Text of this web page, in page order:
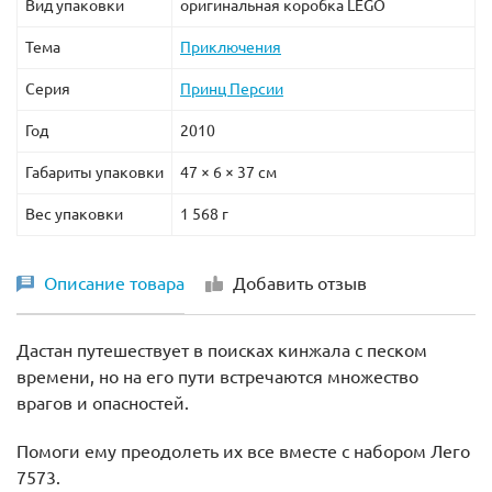
Машина пробивает заграждение и срывается вниз. На
сеть из своей паутины и предотвращает падение. А вот
полицейскому квадроциклу повезло меньше. Он
покататься. Забыв об осторожности, Скорпион не
провалился внутрь второй опоры моста,
тюрьму.
Дорожные знаки ломаются и создают отличные опоры
для героев, а свисающая в пропасть часть асфальта
может послужить надёжным трамплином для
Размер моста в собранном виде составляет
Вид упаковки оригинальная коробка LEGO
Тема Приключения
Серия Принц Персии
Год 2010
Габариты упаковки 47 × 6 × 37 см
Вес упаковки 1 568 г
Описание товара Добавить отзыв
Дастан путешествует в поисках кинжала с песком
времени, но на его пути встречаются множество
врагов и опасностей.
Помоги ему преодолеть их все вместе с набором Лего
7573.